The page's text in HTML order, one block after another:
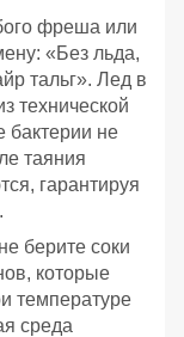
фреша или
«Без льда,
тальг». Лед в
технической
не
таяния
гарантируя
берите соки
которые
температуре
среда